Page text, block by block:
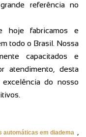
referência no
hoje fabricamos e
todo o Brasil. Nossa
capacitados e
atendimento, desta
do nosso
automáticas em diadema